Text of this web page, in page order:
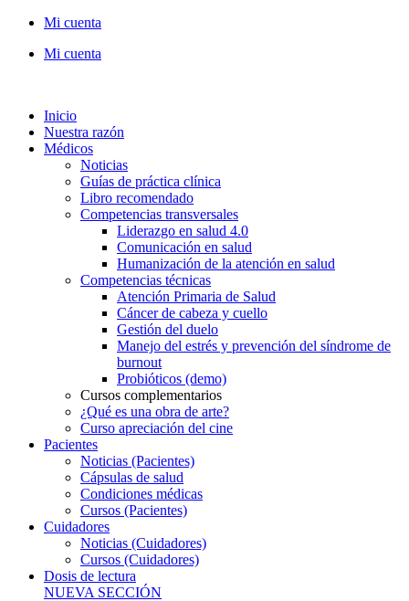
Mi cuenta
Mi cuenta
Inicio
Nuestra razón
Médicos
Noticias
Guías de práctica clínica
Libro recomendado
Competencias transversales
Liderazgo en salud 4.0
Comunicación en salud
Humanización de la atención en salud
Competencias técnicas
Atención Primaria de Salud
Cáncer de cabeza y cuello
Gestión del duelo
Manejo del estrés y prevención del síndrome de
burnout
Probióticos (demo)
Cursos complementarios
¿Qué es una obra de arte?
Curso apreciación del cine
Pacientes
Noticias (Pacientes)
Cápsulas de salud
Condiciones médicas
Cursos (Pacientes)
Cuidadores
Noticias (Cuidadores)
Cursos (Cuidadores)
Dosis de lectura
NUEVA SECCIÓN